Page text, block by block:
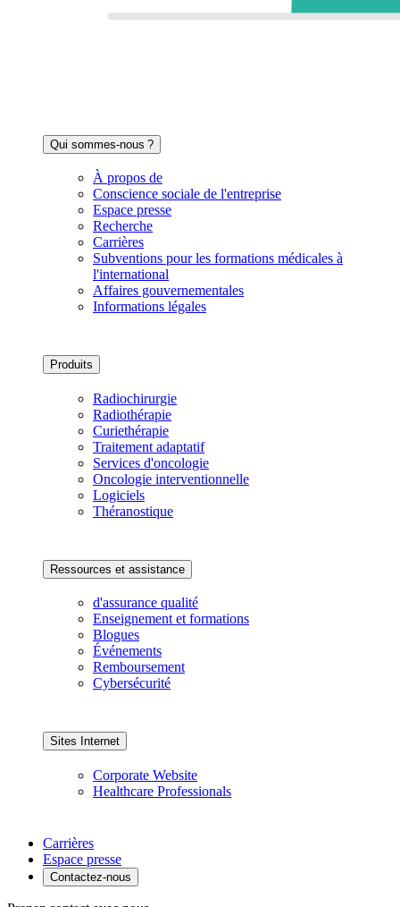
Qui sommes-nous ?
À propos de
Conscience sociale de l'entreprise
Espace presse
Recherche
Carrières
Subventions pour les formations médicales à
l'international
Affaires gouvernementales
Informations légales
Produits
Radiochirurgie
Radiothérapie
Curiethérapie
Traitement adaptatif
Services d'oncologie
Oncologie interventionnelle
Logiciels
Théranostique
Ressources et assistance
d'assurance qualité
Enseignement et formations
Blogues
Événements
Remboursement
Cybersécurité
Sites Internet
Corporate Website
Healthcare Professionals
Carrières
Espace presse
Contactez-nous